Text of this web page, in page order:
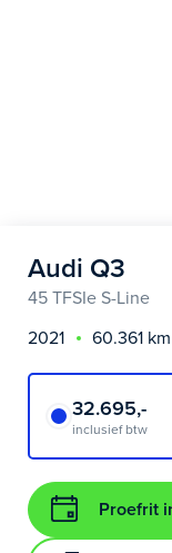
Audi Q3
45 TFSIe S-Line
2021
60.361 km
32.695,-
inclusief btw
Proefrit